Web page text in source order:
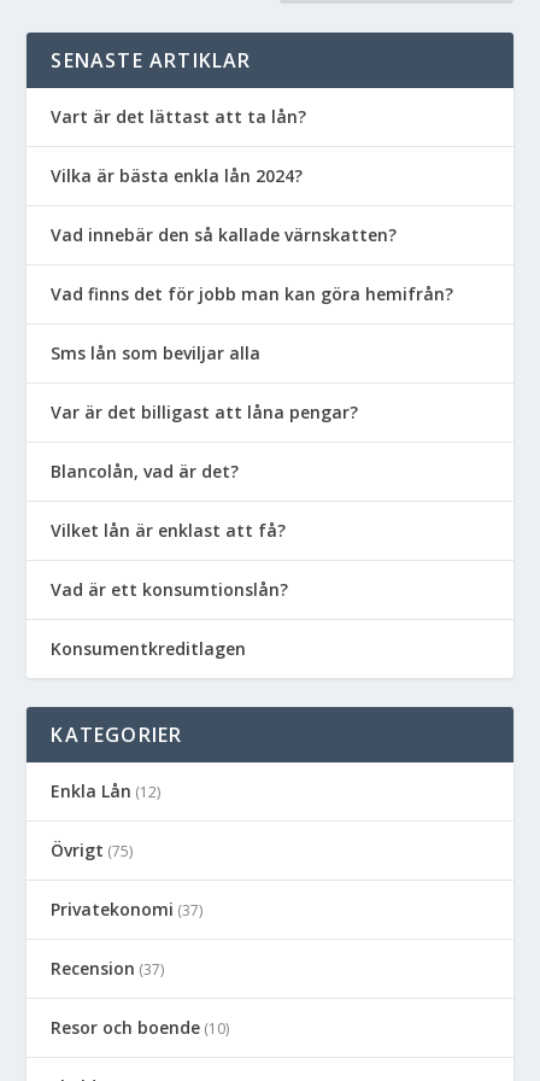
SENASTE ARTIKLAR
Vart är det lättast att ta lån?
Vilka är bästa enkla lån 2024?
Vad innebär den så kallade värnskatten?
Vad finns det för jobb man kan göra hemifrån?
Sms lån som beviljar alla
Var är det billigast att låna pengar?
Blancolån, vad är det?
Vilket lån är enklast att få?
Vad är ett konsumtionslån?
Konsumentkreditlagen
KATEGORIER
Enkla Lån (12)
Övrigt (75)
Privatekonomi (37)
Recension (37)
Resor och boende (10)